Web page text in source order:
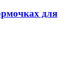
для